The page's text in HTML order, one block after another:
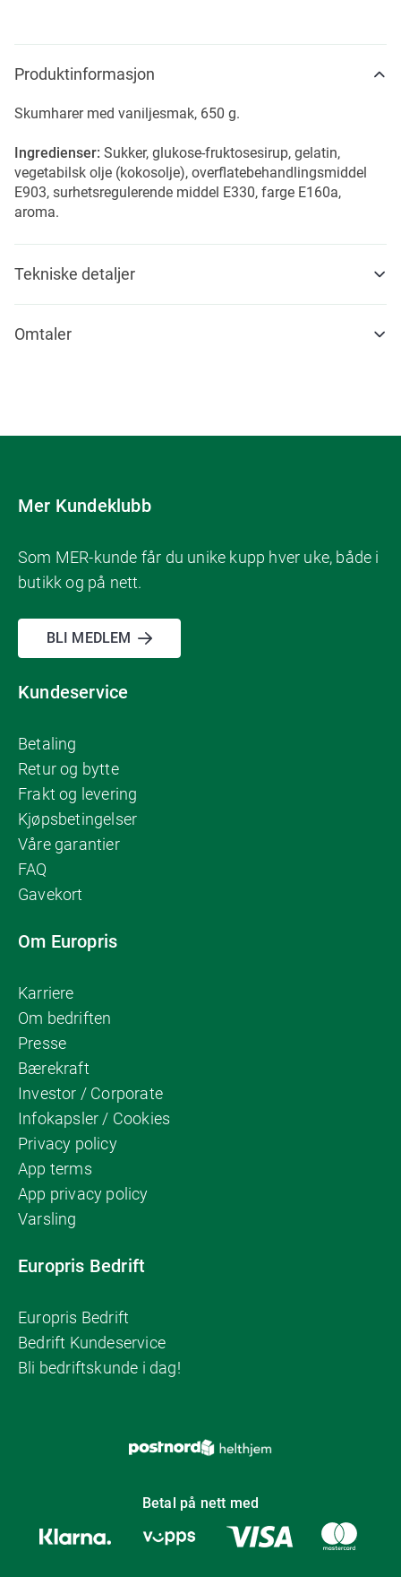
Produktinformasjon
Skumharer med vaniljesmak, 650 g.
Ingredienser: Sukker, glukose-fruktosesirup, gelatin,
vegetabilsk olje (kokosolje), overflatebehandlingsmiddel
E903, surhetsregulerende middel E330, farge E160a,
aroma.
Tekniske detaljer
Omtaler
Mer Kundeklubb
Som MER-kunde får du unike kupp hver uke, både i
butikk og på nett.
BLI MEDLEM
Kundeservice
Betaling
Retur og bytte
Frakt og levering
Kjøpsbetingelser
Våre garantier
FAQ
Gavekort
Om Europris
Karriere
Om bedriften
Presse
Bærekraft
Investor / Corporate
Infokapsler / Cookies
Privacy policy
App terms
App privacy policy
Varsling
Europris Bedrift
Europris Bedrift
Bedrift Kundeservice
Bli bedriftskunde i dag!
Betal på nett med